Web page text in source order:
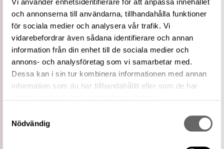
Vi använder enhetsidentifierare för att anpassa innehållet
och annonserna till användarna, tillhandahålla funktioner
för sociala medier och analysera vår trafik. Vi
vidarebefordrar även sådana identifierare och annan
information från din enhet till de sociala medier och
annons- och analysföretag som vi samarbetar med.
Dessa kan i sin tur kombinera informationen med annan
information som du har tillhandahållit eller som de har
Nödvändig
Vidare
term
Silke
Relaterade
föremål
Visa 5 relaterade föremål
URI
https://samlingar.shm.se/term/5DA422E0-
0128-444B-8B48-8B3DA4B633B5
Kopiera URI
Mer information om licenser hos Statens historiska museer.